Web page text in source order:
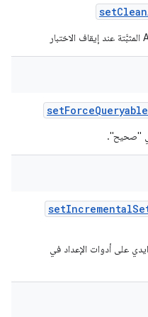
setClean
setForceQueryable
setIncremental
على أدوات الإعداد في